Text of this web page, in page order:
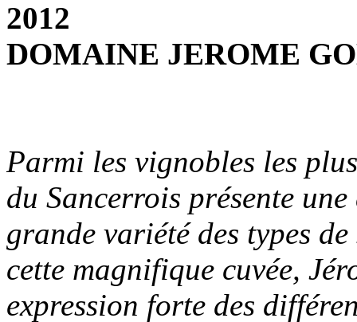
2012
DOMAINE JEROME
Parmi les vignobles les
du Sancerrois présente
grande variété des types
cette magnifique cuvée,
expression forte des